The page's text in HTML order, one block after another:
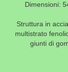
Dimensioni:
Struttura in
multistrato
giunti di